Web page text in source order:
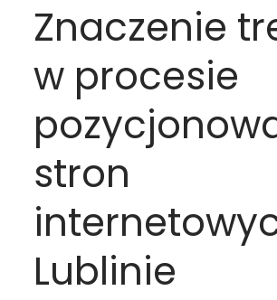
Znaczenie
w procesie
stron
Lublinie